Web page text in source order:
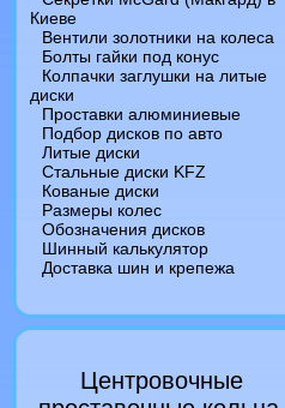
Киеве
Вентили золотники на колеса
Болты гайки под конус
Колпачки заглушки на литые
диски
Проставки алюминиевые
Подбор дисков по авто
Литые диски
Стальные диски KFZ
Кованые диски
Размеры колес
Обозначения дисков
Шинный калькулятор
Доставка шин и крепежа
Центровочные